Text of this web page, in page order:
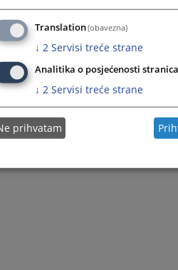
Želite postati član?
Translation(obavezna)
↓ 2 Servisi treće strane
Analitika o posjećenosti stranica
↓ 2 Servisi treće strane
prihvatam